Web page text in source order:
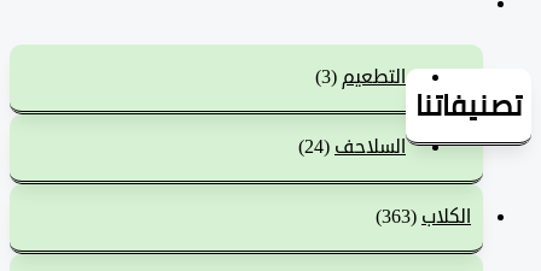
التطعيم(3)
السلاحف(24)
الكلاب(363)